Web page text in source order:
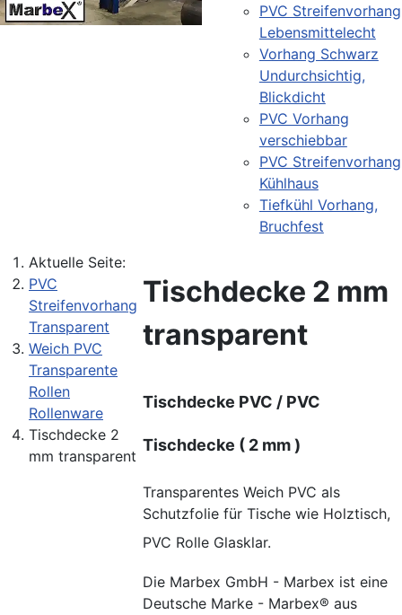
PVC Streifenvorhang
Lebensmittelecht
Vorhang Schwarz
Undurchsichtig,
Blickdicht
PVC Vorhang
verschiebbar
PVC Streifenvorhang
Kühlhaus
Tiefkühl Vorhang,
Bruchfest
Aktuelle Seite:
PVC
Streifenvorhang
Transparent
Weich PVC
Transparente
Rollen
Rollenware
Tischdecke 2
mm transparent
Tischdecke 2 mm
transparent
Tischdecke PVC / PVC
Tischdecke ( 2 mm )
Transparentes Weich PVC als
Schutzfolie für Tische wie Holztisch,
PVC Rolle Glasklar.
Die Marbex GmbH - Marbex ist eine
Deutsche Marke - Marbex® aus